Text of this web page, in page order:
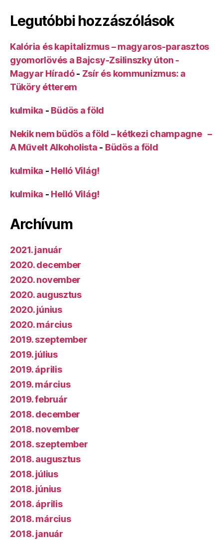
Legutóbbi hozzászólások
Kalória és kapitalizmus – magyaros-parasztos
gyomorlövés a Bajcsy-Zsilinszky úton -
Magyar Híradó- Zsír és kommunizmus: a
Tüköry étterem
kulmika - Büdös a föld
Nekik nem büdös a föld – kétkezi champagne –
A Művelt Alkoholista - Büdös a föld
kulmika - Helló Világ!
kulmika - Helló Világ!
Archívum
2021. január
2020. december
2020. november
2020. augusztus
2020. június
2020. március
2019. szeptember
2019. július
2019. április
2019. március
2019. február
2018. december
2018. november
2018. szeptember
2018. augusztus
2018. július
2018. június
2018. április
2018. március
2018. január